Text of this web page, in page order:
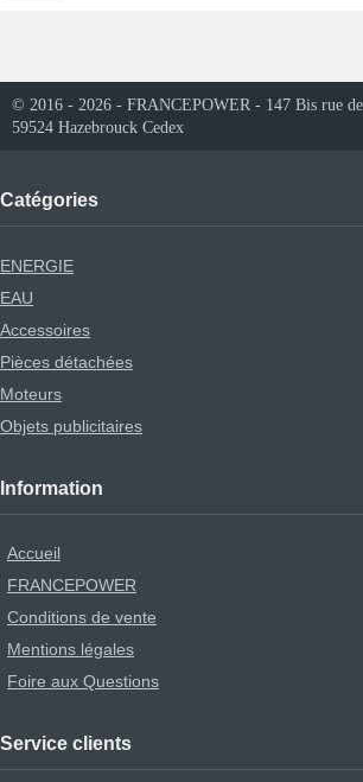
© 2016 - 2026 - FRANCEPOWER - 147 Bis rue
59524 Hazebrouck Cedex
Catégories
ENERGIE
EAU
Accessoires
Pièces détachées
Moteurs
Objets publicitaires
Information
Accueil
FRANCEPOWER
Conditions de vente
Mentions légales
Foire aux Questions
Service clients